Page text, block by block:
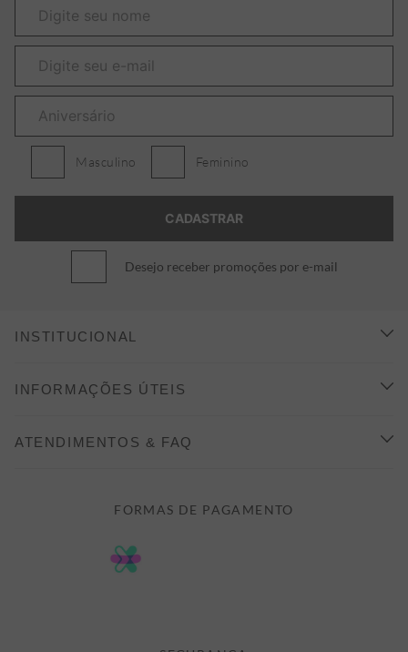
Masculino Feminino
Desejo receber promoções por e-mail
INSTITUCIONAL
CONHEÇA A ALEATORY
INFORMAÇÕES ÚTEIS
FORMAS DE PAGAMENTO
POLÍTICA DE PRIVACIDADE
ATENDIMENTOS & FAQ
ATENDIMENTO@ALEATORYSTORE.COM.BR
FORMAS DE PAGAMENTO